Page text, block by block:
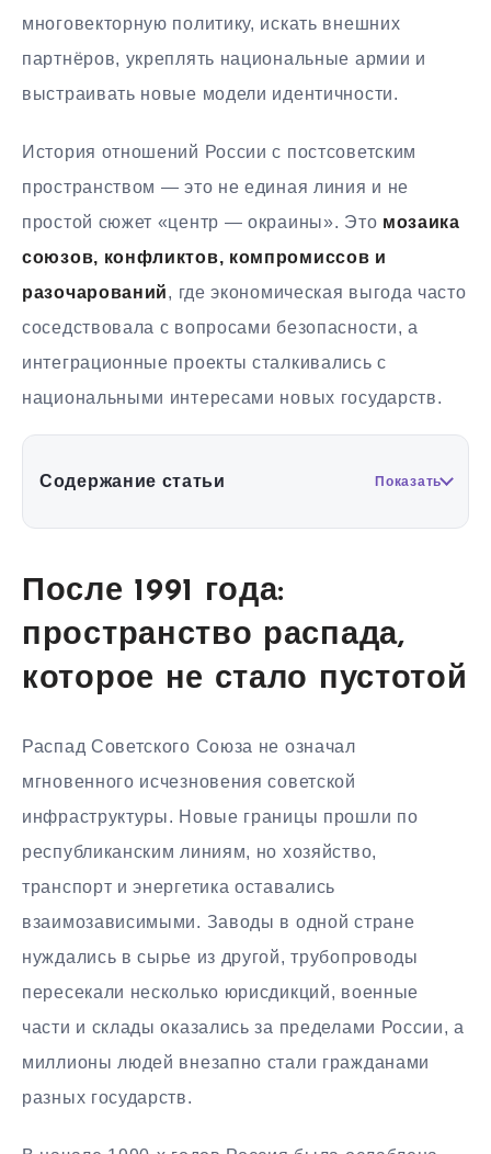
многовекторную политику, искать внешних
партнёров, укреплять национальные армии и
выстраивать новые модели идентичности.
История отношений России с постсоветским
пространством — это не единая линия и не
простой сюжет «центр — окраины». Это мозаика
союзов, конфликтов, компромиссов и
разочарований, где экономическая выгода часто
соседствовала с вопросами безопасности, а
интеграционные проекты сталкивались с
национальными интересами новых государств.
Содержание статьи Показать
После 1991 года:
пространство распада,
которое не стало пустотой
Распад Советского Союза не означал
мгновенного исчезновения советской
инфраструктуры. Новые границы прошли по
республиканским линиям, но хозяйство,
транспорт и энергетика оставались
взаимозависимыми. Заводы в одной стране
нуждались в сырье из другой, трубопроводы
пересекали несколько юрисдикций, военные
части и склады оказались за пределами России, а
миллионы людей внезапно стали гражданами
разных государств.